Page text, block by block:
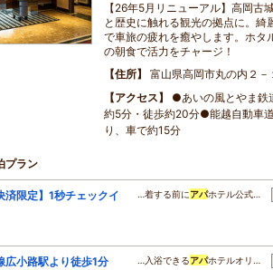
【26年5月リニューアル】高岡古
と歴史に触れる観光の拠点に。綺
で車旅の疲れを癒やします。ホタ
の朝食で活力をチャージ！
住所
富山県高岡市丸の内２－
アクセス
●あいの風とやま鉄
約5分・徒歩約20分●能越自動車
り、車で約15分
プラン
済限定】1秒チェックイ
…着する前にアパホテル公式…
広小路駅より徒歩1分 …入浴できるアパホテルオリ…